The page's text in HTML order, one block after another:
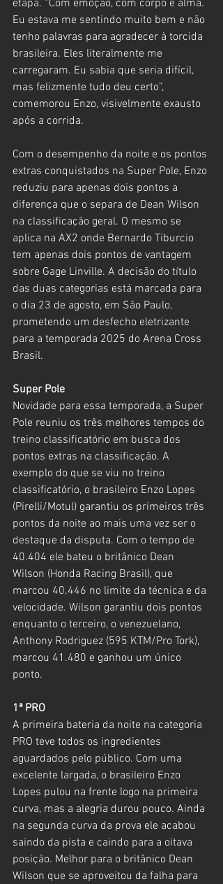
etapa. “Com emoção, com corpo e alma.
Eu estava me sentindo muito bem e não
tenho palavras para agradecer à torcida
brasileira. Eles literalmente me
carregaram. Eu sabia que seria difícil,
mas felizmente tudo deu certo”,
comemorou Enzo, visivelmente exausto
após a corrida.
Com o desempenho da noite e os pontos
extras conquistados na Super Pole, Enzo
reduziu para apenas dois pontos a
diferença que o separa de Dean Wilson
na classificação geral. O mesmo se
aplica na AX2 onde Bernardo Tiburcio
tem apenas dois pontos de vantagem
sobre Gage Linville. A decisão do título
das duas categorias está marcada para
o dia 23 de agosto, em São Paulo,
prometendo um desfecho eletrizante
para a temporada 2025 do Arena Cross
Brasil.
Super Pole
Novidade para essa temporada, a Super
Pole reuniu os três melhores tempos do
treino classificatório em busca dos
pontos extras na classificação. A
exemplo do que se viu no treino
classificatório, o brasileiro Enzo Lopes
(Pirelli/Motul) garantiu os primeiros três
pontos da noite ao mais uma vez ser o
destaque da disputa. Com o tempo de
40.404 ele bateu o britânico Dean
Wilson (Honda Racing Brasil), que
marcou 40.446 no limite da técnica e da
velocidade. Wilson garantiu dois pontos
enquanto o terceiro, o venezuelano,
Anthony Rodriguez (595 KTM/Pro Tork),
marcou 41.480 e ganhou um único
ponto.
1ª PRO
A primeira bateria da noite na categoria
PRO teve todos os ingredientes
aguardados pelo público. Com uma
excelente largada, o brasileiro Enzo
Lopes pulou na frente logo na primeira
curva, mas a alegria durou pouco. Ainda
na segunda curva da prova ele acabou
saindo da pista e caindo para a oitava
posição. Melhor para o britânico Dean
Wilson que se aproveitou da falha para